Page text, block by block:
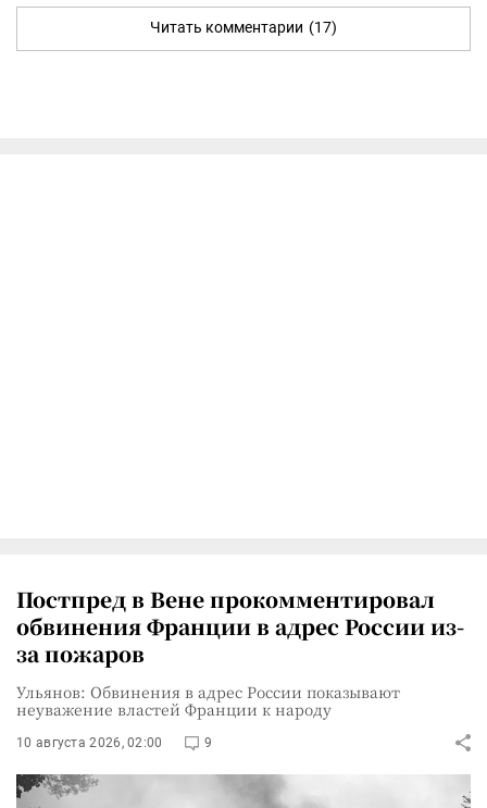
Читать комментарии (17)
Постпред в Вене прокомментировал
обвинения Франции в адрес России из-
за пожаров
Ульянов: Обвинения в адрес России показывают
неуважение властей Франции к народу
10 августа 2026, 02:00 9